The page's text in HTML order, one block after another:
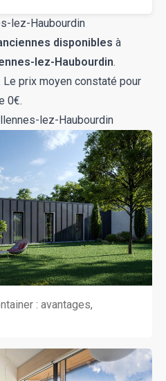
lez-Haubourdin
disponibles à
lez-Haubourdin.
prix moyen constaté pour
0€.
lez-Haubourdin
: avantages,